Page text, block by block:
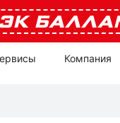
Компания